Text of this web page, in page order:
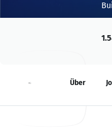
Neuigkeiten Über